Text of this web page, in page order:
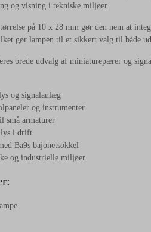
og visning i tekniske miljøer.
på 10 x 28 mm gør den nem at
gør lampen til et sikkert valg til både
brede udvalg af miniaturepærer og
og signalanlæg
og instrumenter
små armaturer
lys i drift
Ba9s bajonetsokkel
og industrielle miljøer